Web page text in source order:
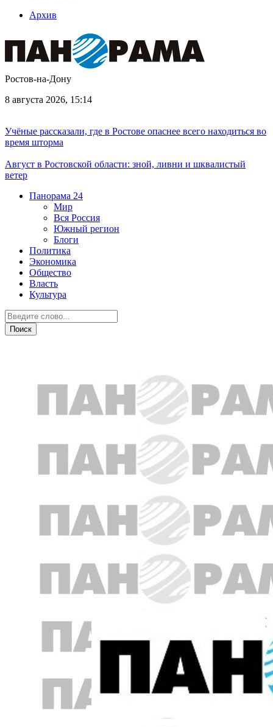
Архив
Ростов-на-Дону
8 августа 2026, 15:14
Учёные рассказали, где в Ростове опаснее всего находиться во
время шторма
Август в Ростовской области: зной, ливни и шквалистый
ветер
Панорама 24
Мир
Вся Россия
Южный регион
Блоги
Политика
Экономика
Общество
Власть
Культура